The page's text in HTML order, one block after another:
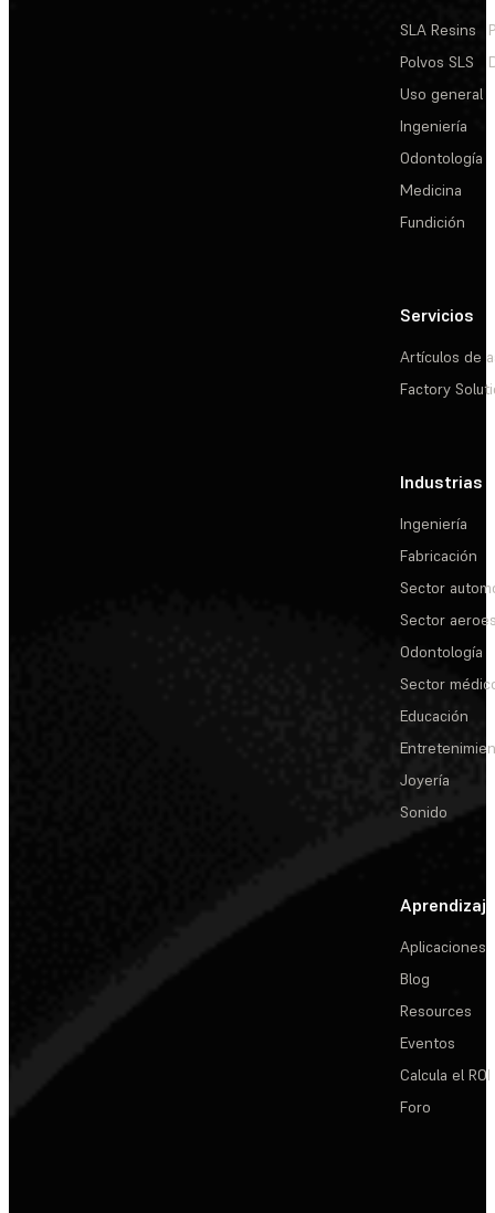
SLA Resins
Polvos SLS
Uso general
Ingeniería
Odontología
Medicina
Fundición
Servicios
Artículos de
Factory
Industrias
Ingeniería
Fabricación
Sector
Sector
Odontología
Sector
Educación
Joyería
Sonido
Aprendizaje
Aplicaciones
Blog
Resources
Eventos
Calcula el ROI
Foro